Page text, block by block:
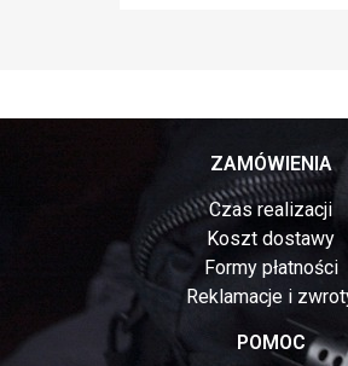
ZAMÓWIENIA
Czas realizacji
Koszt dostawy
Formy płatności
Reklamacje i
POMOC